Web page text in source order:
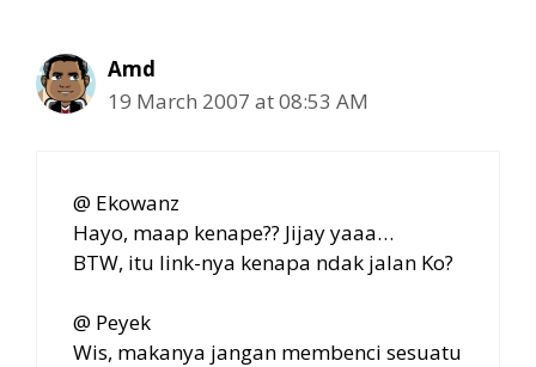
Amd
19 March 2007 at 08:53 AM
@ Ekowanz
Hayo, maap kenape?? Jijay yaaa…
BTW, itu link-nya kenapa ndak jalan Ko?
@ Peyek
Wis, makanya jangan membenci sesuatu